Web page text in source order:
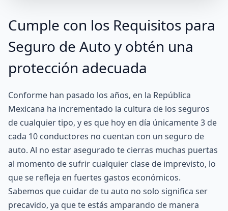
Cumple con los Requisitos para
Seguro de Auto y obtén una
protección adecuada
Conforme han pasado los años, en la República
Mexicana ha incrementado la cultura de los seguros
de cualquier tipo, y es que hoy en día únicamente 3 de
cada 10 conductores no cuentan con un seguro de
auto. Al no estar asegurado te cierras muchas puertas
al momento de sufrir cualquier clase de imprevisto, lo
que se refleja en fuertes gastos económicos.
Sabemos que cuidar de tu auto no solo significa ser
precavido, ya que te estás amparando de manera